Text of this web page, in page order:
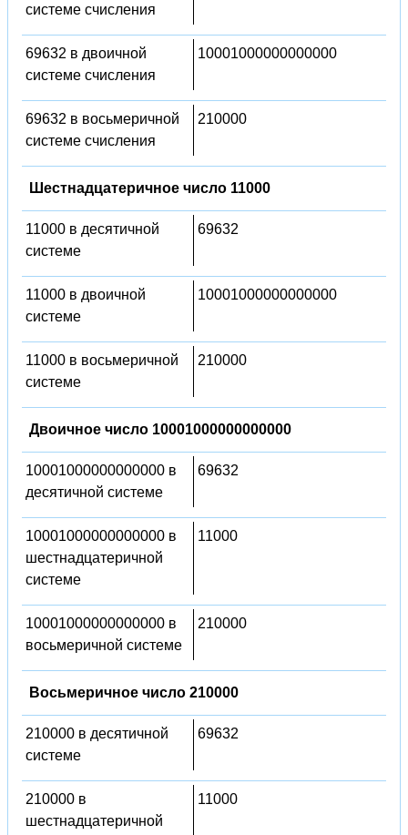
системе счисления
69632 в двоичной
системе счисления
10001000000000000
69632 в восьмеричной
системе счисления
210000
Шестнадцатеричное число 11000
11000 в десятичной
системе
69632
11000 в двоичной
системе
10001000000000000
11000 в восьмеричной
системе
210000
Двоичное число 10001000000000000
10001000000000000 в
десятичной системе
69632
10001000000000000 в
шестнадцатеричной
системе
11000
10001000000000000 в
восьмеричной системе
210000
Восьмеричное число 210000
210000 в десятичной
системе
69632
210000 в
шестнадцатеричной
11000